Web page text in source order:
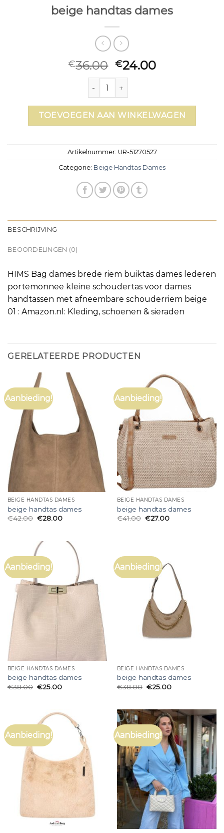
beige handtas dames
€36.00 €24.00
beige handtas dames aantal
TOEVOEGEN AAN WINKELWAGEN
Artikelnummer: UR-51270527
Categorie: Beige Handtas Dames
BESCHRIJVING
BEOORDELINGEN (0)
HIMS Bag dames brede riem buiktas dames lederen
portemonnee kleine schoudertas voor dames
handtassen met afneembare schouderriem beige
01 : Amazon.nl: Kleding, schoenen & sieraden
GERELATEERDE PRODUCTEN
Aanbieding!
BEIGE HANDTAS DAMES
beige handtas dames
€42.00 €28.00
Aanbieding!
BEIGE HANDTAS DAMES
beige handtas dames
€41.00 €27.00
Aanbieding!
BEIGE HANDTAS DAMES
beige handtas dames
€38.00 €25.00
Aanbieding!
BEIGE HANDTAS DAMES
beige handtas dames
€38.00 €25.00
Aanbieding! Aanbieding!